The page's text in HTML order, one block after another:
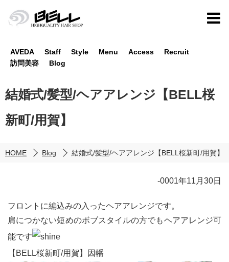
AVEDA Staff Style Menu Access
Recruit
訪問美容
Blog
結婚式/髪型/ヘアアレンジ【BELL桜
新町/用賀】
HOME Blog 結婚式/髪型/ヘアアレンジ【BELL桜新町/用賀】
-0001年11月30日
フロントに編込みの入ったヘアアレンジです。
肩につかない短めのボブスタイルの方でもヘアアレンジ可
能です
【BELL桜新町/用賀】因幡